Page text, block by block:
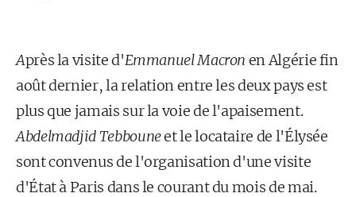
Après la visite d'Emmanuel Macron en Algérie fin
août dernier, la relation entre les deux pays est
plus que jamais sur la voie de l'apaisement.
Abdelmadjid Tebbouneet le locataire de l'Élysée
sont convenus de l'organisation d'une visite
d'État à Paris dans le courant du mois de mai.